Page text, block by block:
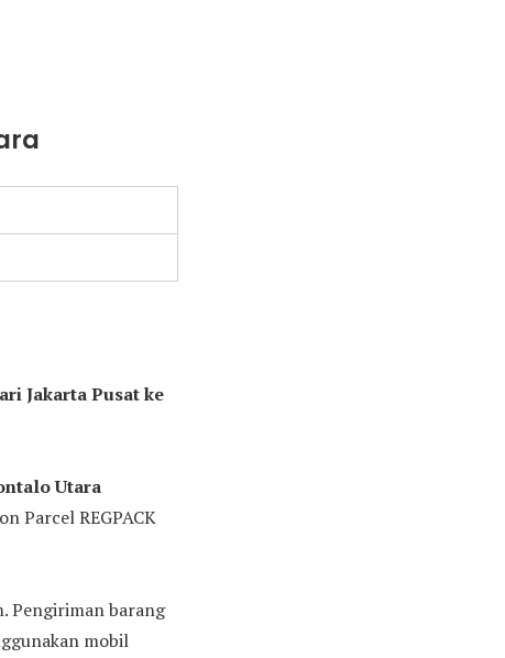
Jakarta Pusat ke
Utara
Parcel REGPACK
Pengiriman barang
mobil